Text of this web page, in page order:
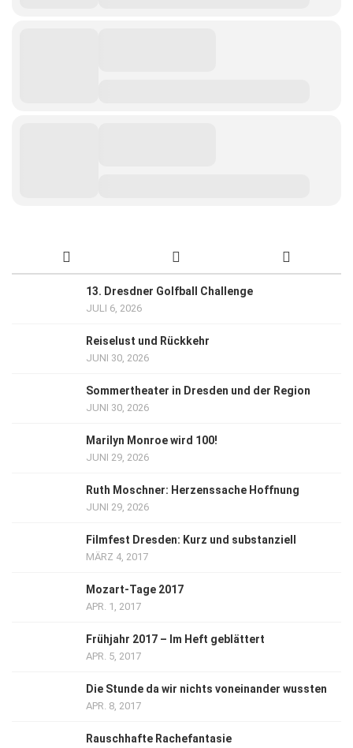
13. Dresdner Golfball Challenge
JULI 6, 2026
Reiselust und Rückkehr
JUNI 30, 2026
Sommertheater in Dresden und der Region
JUNI 30, 2026
Marilyn Monroe wird 100!
JUNI 29, 2026
Ruth Moschner: Herzenssache Hoffnung
JUNI 29, 2026
Filmfest Dresden: Kurz und substanziell
MÄRZ 4, 2017
Mozart-Tage 2017
APR. 1, 2017
Frühjahr 2017 – Im Heft geblättert
APR. 5, 2017
Die Stunde da wir nichts voneinander wussten
APR. 8, 2017
Rauschhafte Rachefantasie